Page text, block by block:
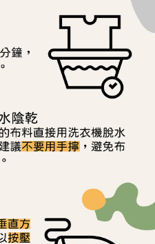
「AFTEE先享後付」服務完成之交
料，並將交易相關給付款項請求債
網址：
理人或監護人之同意方可使用
者引起之損失，本公司不負相關責
據個別帳號之用戶狀況，依本公司即
不足之情形，本公司將視審查結果
訊註冊。若發現惡意使用之情形，
之使用額度並採取法律行動。